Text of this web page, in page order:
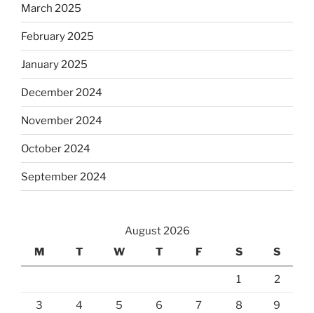
March 2025
February 2025
January 2025
December 2024
November 2024
October 2024
September 2024
August 2026
M
T W T F S S
1 2
3 4 5 6 7 8 9